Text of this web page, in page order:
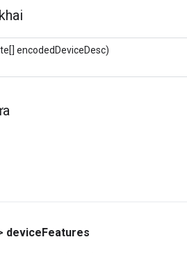
encodedDeviceDesc)
deviceFeatures